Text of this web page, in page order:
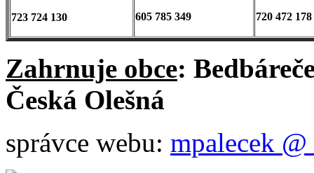
723 724 130
605 785 349
720 472 178
Zahrnuje obce:
Česká Olešná
správce webu: mpalecek @